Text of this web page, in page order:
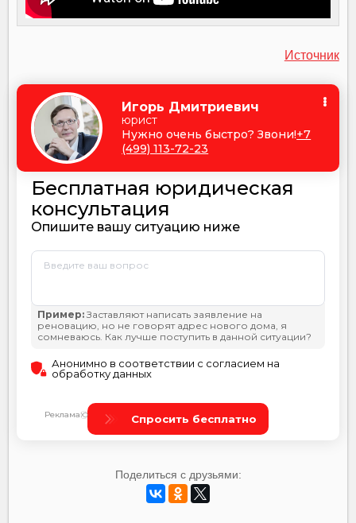
Источник
Поделиться с друзьями: